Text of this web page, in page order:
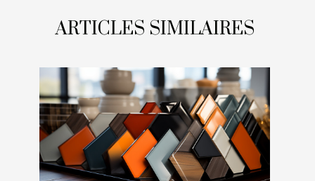
ARTICLES SIMILAIRES